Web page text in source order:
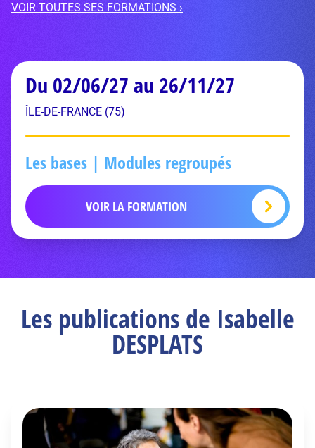
VOIR TOUTES SES FORMATIONS ›
Du 02/06/27 au 26/11/27
ÎLE-DE-FRANCE (75)
Les bases | Modules regroupés
VOIR LA FORMATION
Les publications de Isabelle
DESPLATS